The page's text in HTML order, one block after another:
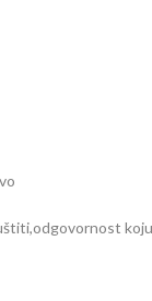
odgovornost